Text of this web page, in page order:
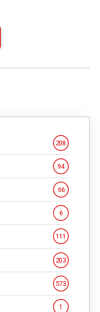
208
94
66
6
111
203
573
1